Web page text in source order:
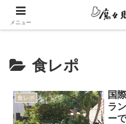
エンパスさんの
食レポ
食レポ
国
ラ
ー
メニュー